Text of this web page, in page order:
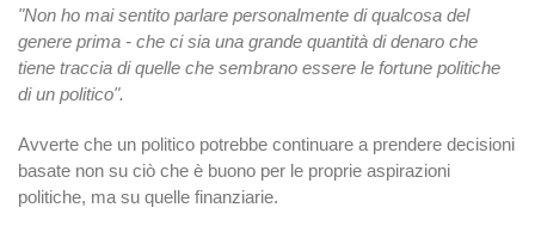
"Non ho mai sentito parlare personalmente di qualcosa del
genere prima - che ci sia una grande quantità di denaro che
tiene traccia di quelle che sembrano essere le fortune politiche
di un politico".
Avverte che un politico potrebbe continuare a prendere decisioni
basate non su ciò che è buono per le proprie aspirazioni
politiche, ma su quelle finanziarie.